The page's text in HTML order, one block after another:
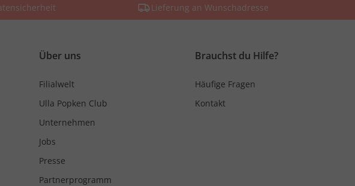
Lieferung an Wunschadresse
Über uns
Filialwelt
Ulla Popken Club
Unternehmen
Jobs
Presse
Partnerprogramm
Brauchst du Hilfe?
Häufige Fragen
Kontakt